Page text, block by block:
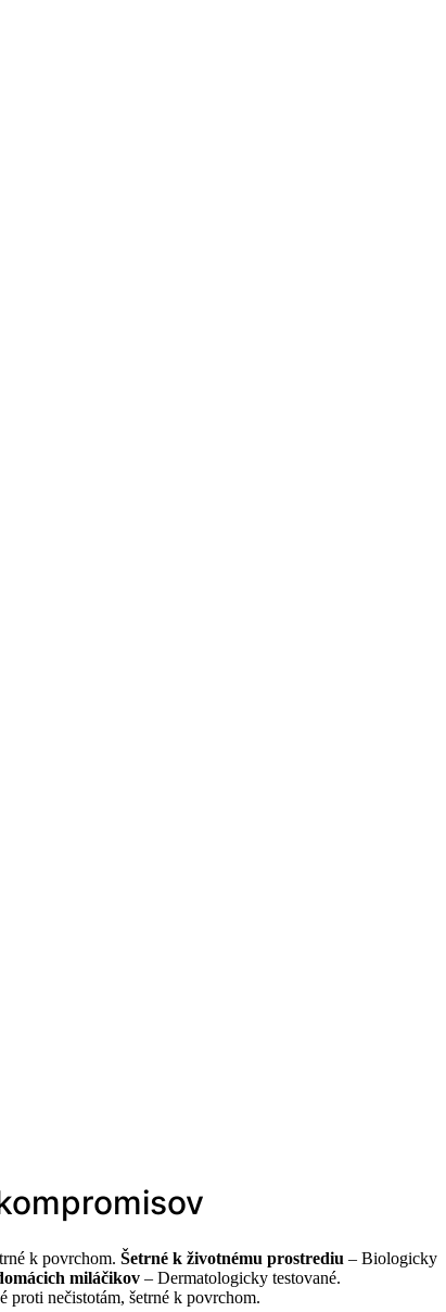
Šetrné k životnému prostrediu – Biologicky
miláčikov– Dermatologicky testované.
proti nečistotám, šetrné k povrchom.